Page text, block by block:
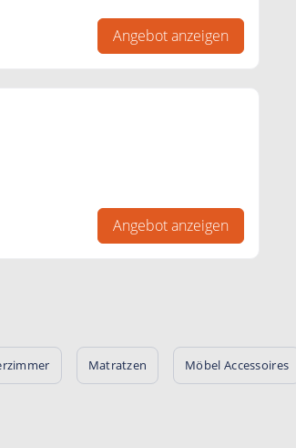
Angebot anzeigen
Angebot anzeigen
Matratzen Möbel Accessoires